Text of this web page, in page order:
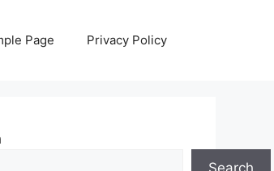
Page Privacy Policy
Search